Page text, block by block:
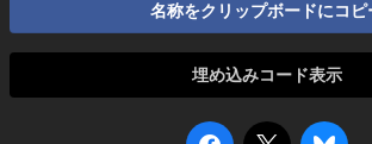
名称をクリップボードにコピ
埋め込みコード表示